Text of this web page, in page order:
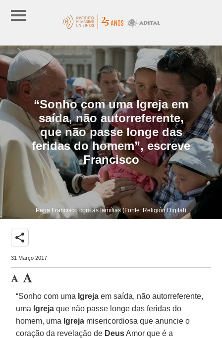
“Sonho com uma Igreja em
saída, não autorreferente,
que não passe longe das
feridas do homem”, escreve
Francisco
Papa Francisco com as famílias (Fonte: Religión Digital)
share
31 Março 2017
“Sonho com uma Igreja em saída, não autorreferente,
uma Igreja que não passe longe das feridas do
homem, uma Igreja misericordiosa que anuncie o
coração da revelação de DeusAmor que é a